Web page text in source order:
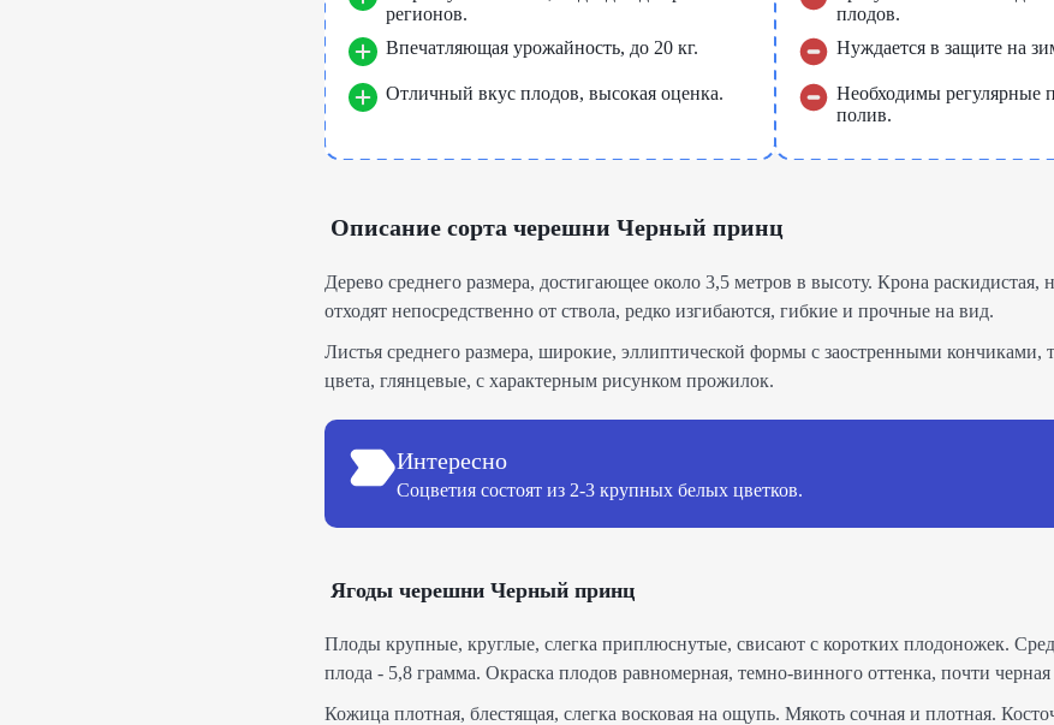
регионов.
Впечатляющая урожайность, до 20 кг.
Отличный вкус плодов, высокая оценка.
плодов.
Нуждается в защите на
Необходимы регулярные
полив.
Описание сорта черешни Черный принц
Дерево среднего размера, достигающее около 3,5 метров в высоту. Крона раскидистая,
отходят непосредственно от ствола, редко изгибаются, гибкие и прочные на вид.
Листья среднего размера, широкие, эллиптической формы с заостренными кончиками,
цвета, глянцевые, с характерным рисунком прожилок.
Интересно
Соцветия состоят из 2-3 крупных белых цветков.
Ягоды черешни Черный принц
Плоды крупные, круглые, слегка приплюснутые, свисают с коротких плодоножек.
плода - 5,8 грамма. Окраска плодов равномерная, темно-винного оттенка, почти
Кожица плотная, блестящая, слегка восковая на ощупь. Мякоть сочная и плотная.